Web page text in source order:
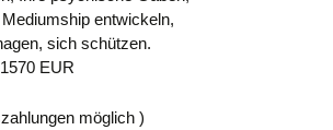
entwickeln,
sich schützen.
1570 EUR
möglich )